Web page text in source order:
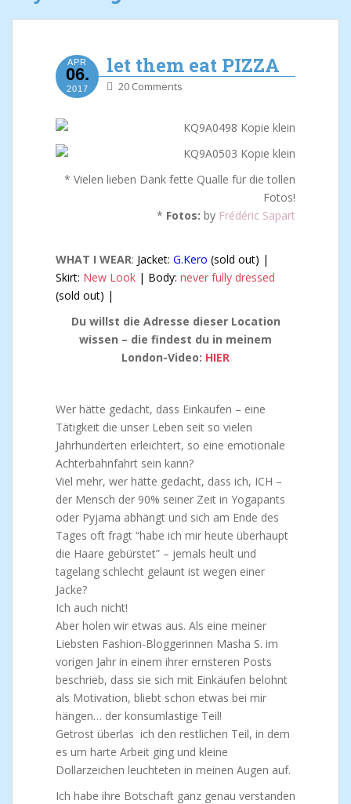
APR
06.
2017
let them eat PIZZA
20 Comments
* Vielen lieben Dank fette Qualle für die tollen
Fotos!
* Fotos: by Frédéric Sapart
WHAT I WEAR: Jacket: G.Kero (sold out) |
Skirt: New Look | Body: never fully dressed
(sold out) |
Du willst die Adresse dieser Location
wissen – die findest du in meinem
London-Video: HIER
Wer hätte gedacht, dass Einkaufen – eine
Tätigkeit die unser Leben seit so vielen
Jahrhunderten erleichtert, so eine emotionale
Achterbahnfahrt sein kann?
Viel mehr, wer hätte gedacht, dass ich, ICH –
der Mensch der 90% seiner Zeit in Yogapants
oder Pyjama abhängt und sich am Ende des
Tages oft fragt “habe ich mir heute überhaupt
die Haare gebürstet” – jemals heult und
tagelang schlecht gelaunt ist wegen einer
Jacke?
Ich auch nicht!
Aber holen wir etwas aus. Als eine meiner
Liebsten Fashion-Bloggerinnen Masha S. im
vorigen Jahr in einem ihrer ernsteren Posts
beschrieb, dass sie sich mit Einkäufen belohnt
als Motivation, bliebt schon etwas bei mir
hängen… der konsumlastige Teil!
Getrost überlas ich den restlichen Teil, in dem
es um harte Arbeit ging und kleine
Dollarzeichen leuchteten in meinen Augen auf.
Ich habe ihre Botschaft ganz genau verstanden